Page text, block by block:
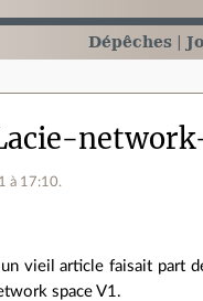
Dépêches
à 17:10.
vieil article faisait part
space V1.